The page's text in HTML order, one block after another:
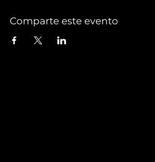
Comparte este evento